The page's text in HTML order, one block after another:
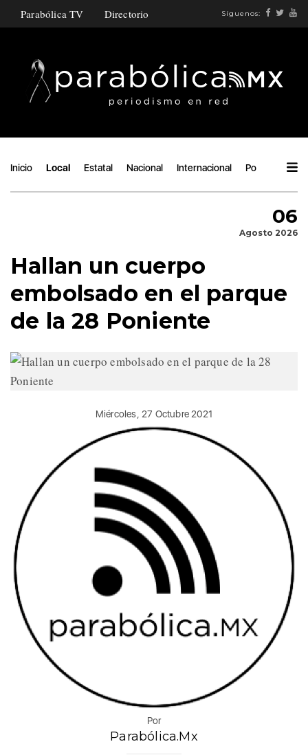
Parabólica TV Directorio Síguenos:
Inicio Local Estatal Nacional Internacional Política
06
Agosto 2026
Hallan un cuerpo
embolsado en el parque
de la 28 Poniente
Miércoles, 27 Octubre 2021
Por
Parabólica.Mx